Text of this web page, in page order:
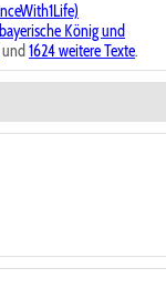
König und
und 1624 weitere Texte.